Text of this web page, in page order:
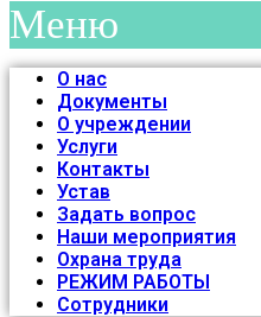
Меню
О нас
Документы
О учреждении
Услуги
Контакты
Устав
Задать вопрос
Наши мероприятия
Охрана труда
РЕЖИМ РАБОТЫ
Сотрудники